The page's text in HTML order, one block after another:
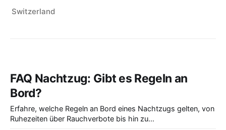
Switzerland
FAQ Nachtzug: Gibt es Regeln an
Bord?
Erfahre, welche Regeln an Bord eines Nachtzugs gelten, von
Ruhezeiten über Rauchverbote bis hin zu